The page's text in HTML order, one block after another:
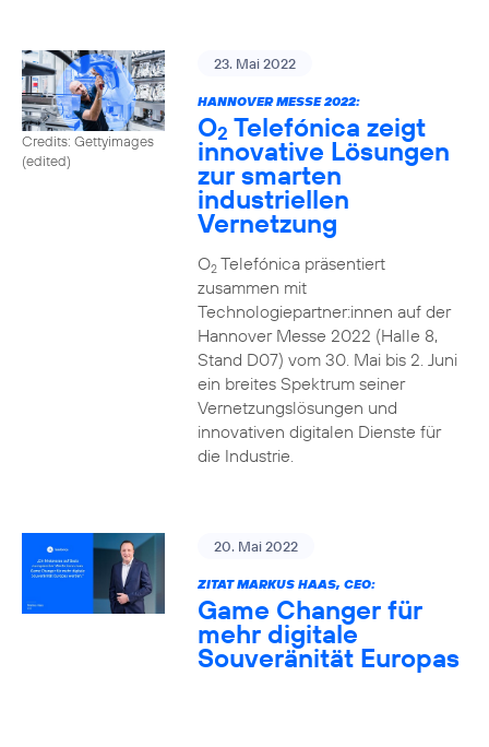
Credits: Gettyimages
(edited)
23. Mai 2022
HANNOVER MESSE 2022:
O2 Telefónica zeigt
innovative Lösungen
zur smarten
industriellen
Vernetzung
O2Telefónica präsentiert
zusammen mit
Technologiepartner:innen auf der
Hannover Messe 2022 (Halle 8,
Stand D07) vom 30. Mai bis 2. Juni
ein breites Spektrum seiner
Vernetzungslösungen und
innovativen digitalen Dienste für
die Industrie.
20. Mai 2022
ZITAT MARKUS HAAS, CEO:
Game Changer für
mehr digitale
Souveränität Europas